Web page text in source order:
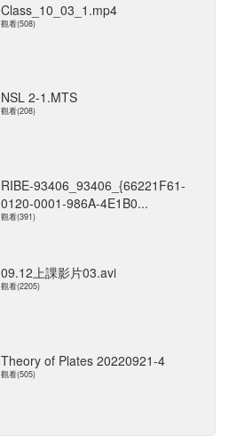
Class_10_03_1.mp4
觀看(508)
NSL 2-1.MTS
觀看(208)
RIBE-93406_93406_{66221F61-
0120-0001-986A-4E1B0...
觀看(391)
09.12上課影片03.avi
觀看(2205)
Theory of Plates 20220921-4
觀看(505)